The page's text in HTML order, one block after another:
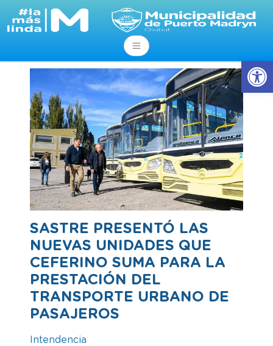
Abrir
SASTRE PRESENTÓ LAS
NUEVAS UNIDADES QUE
CEFERINO SUMA PARA LA
PRESTACIÓN DEL
TRANSPORTE URBANO DE
PASAJEROS
Intendencia